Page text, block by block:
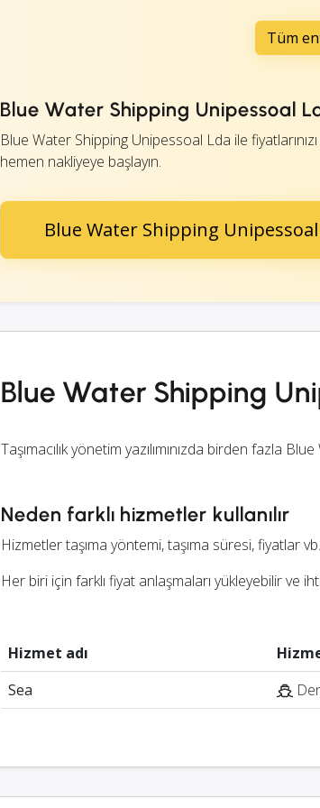
Tüm
Blue Water Shipping Unipessoal
Blue Water Shipping Unipessoal Lda ile fiyatlarınızı
hemen nakliyeye başlayın.
Blue Water Shipping
Blue Water Shipping
Taşımacılık yönetim yazılımınızda birden fazla
Neden farklı hizmetler kullanılır
Hizmetler taşıma yöntemi, taşıma süresi, fiyatlar
Her biri için farklı fiyat anlaşmaları yükleyebilir ve
Hizmet adı
Sea